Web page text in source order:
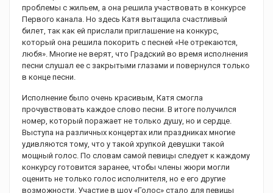
проблемы с жильем, а она решила участвовать в конкурсе
Первого канала. Но здесь Катя вытащила счастливый
билет, так как ей прислали приглашение на конкурс,
который она решила покорить с песней «Не отрекаются,
любя». Многие не верят, что Градский во время исполнения
песни слушал ее с закрытыми глазами и повернулся только
в конце песни.
Исполнение было очень красивым, Катя смогла
прочувствовать каждое слово песни. В итоге получился
номер, который поражает не только душу, но и сердце.
Выступа на различных концертах или праздниках многие
удивляются тому, что у такой хрупкой девушки такой
мощный голос. По словам самой певицы следует к каждому
конкурсу готовится заранее, чтобы члены жюри могли
оценить не только голос исполнителя, но е его другие
возможности. Участие в шоу «Голос» стало для певицы